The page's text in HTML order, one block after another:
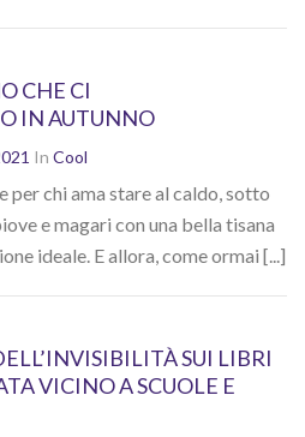
CHE CI
IN AUTUNNO
In Cool
per chi ama stare al caldo, sotto
e magari con una bella tisana
ideale. E allora, come ormai [...]
SUI LIBRI
VICINO A SCUOLE E